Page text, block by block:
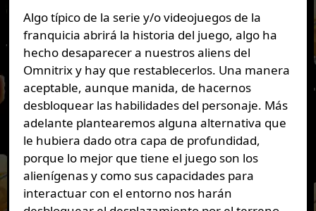
Algo típico de la serie y/o videojuegos de la
franquicia abrirá la historia del juego, algo ha
hecho desaparecer a nuestros aliens del
Omnitrix y hay que restablecerlos. Una manera
aceptable, aunque manida, de hacernos
desbloquear las habilidades del personaje. Más
adelante plantearemos alguna alternativa que
le hubiera dado otra capa de profundidad,
porque lo mejor que tiene el juego son los
alienígenas y como sus capacidades para
interactuar con el entorno nos harán